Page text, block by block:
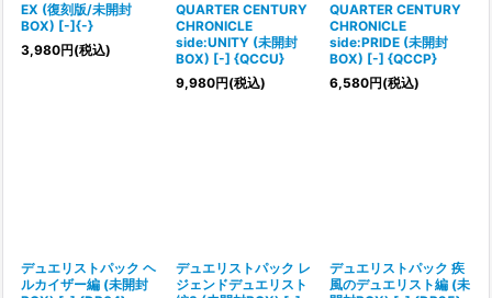
EX (復刻版/未開封
BOX) [-]{-}
3,980円(税込)
QUARTER CENTURY
CHRONICLE
side:UNITY (未開封
BOX) [-] {QCCU}
9,980円(税込)
QUARTER CENTURY
CHRONICLE
side:PRIDE (未開封
BOX) [-] {QCCP}
6,580円(税込)
デュエリストパック ヘ
ルカイザー編 (未開封
デュエリストパック レ
ジェンドデュエリスト
デュエリストパック 疾
風のデュエリスト編 (未